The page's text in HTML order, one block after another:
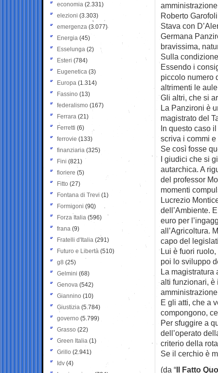
Roberto
Stava con
Germana
bravissima,
Sulla
Essendo i
piccolo numero
altrimenti le
Gli altri, che si
La Panzironi è
magistrato del
In questo caso
scriva i commi
Se così fosse
I giudici che si
autarchica. A
del professor
momenti
Lucrezio
dell’Ambiente.
euro per
all’Agricoltura.
capo del
Lui è fuori
poi lo sviluppo
La magistratura
alti funzionari,
E gli atti, che a
compongono,
Per sfuggire a
dell’operato
criterio della
Se il cerchio è
(da “Il Fatto
economia (2.331)
elezioni (3.303)
emergenza (3.077)
Energia (45)
Esselunga (2)
Esteri (784)
Eugenetica (3)
Europa (1.314)
Fassino (13)
federalismo (167)
Ferrara (21)
Ferretti (6)
ferrovie (133)
finanziaria (325)
Fini (821)
fioriere (5)
Fitto (27)
Fontana di Trevi (1)
Formigoni (90)
Forza Italia (596)
frana (9)
Fratelli d'Italia (291)
Futuro e Libertà (510)
g8 (25)
Gelmini (68)
Genova (542)
Giannino (10)
Giustizia (5.784)
governo (5.799)
Grasso (22)
Green Italia (1)
Grillo (2.941)
Idv (4)